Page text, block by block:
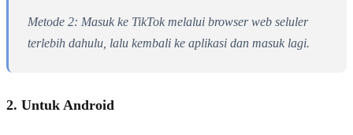
Metode 2: Masuk ke TikTok melalui browser web seluler
terlebih dahulu, lalu kembali ke aplikasi dan masuk lagi.
2. Untuk Android